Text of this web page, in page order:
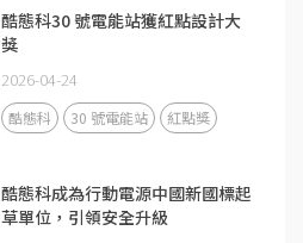
酷態科30 號電能站獲紅點設計大
獎
2026-04-24
酷態科 30 號電能站 紅點獎
酷態科成為行動電源中國新國標起
草單位，引領安全升級